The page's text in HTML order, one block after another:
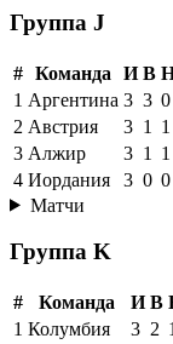
Группа J
# Команда И В
1 Аргентина 3 3 0
2 Австрия 3 1 1
3 Алжир 3 1 1
4 Иордания 3 0 0
Матчи
Группа K
# Команда И В
1 Колумбия 3 2 1